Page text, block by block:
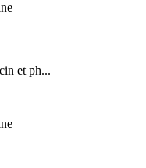
et ph...